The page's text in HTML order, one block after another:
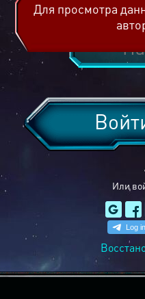
Или
Для просмотра